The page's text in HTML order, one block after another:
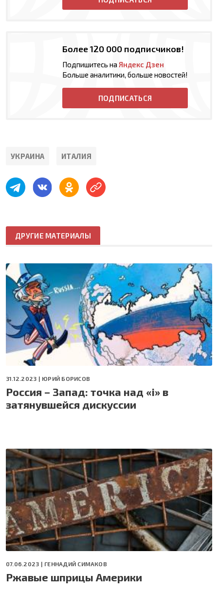
Более 120 000 подписчиков!
Подпишитесь на Яндекс Дзен
Больше аналитики, больше новостей!
ПОДПИСАТЬСЯ
УКРАИНА ИТАЛИЯ
ДРУГИЕ МАТЕРИАЛЫ
31.12.2023 | ЮРИЙ БОРИСОВ
Россия – Запад: точка над «i» в
затянувшейся дискуссии
07.06.2023 | ГЕННАДИЙ СИМАКОВ
Ржавые шприцы Америки